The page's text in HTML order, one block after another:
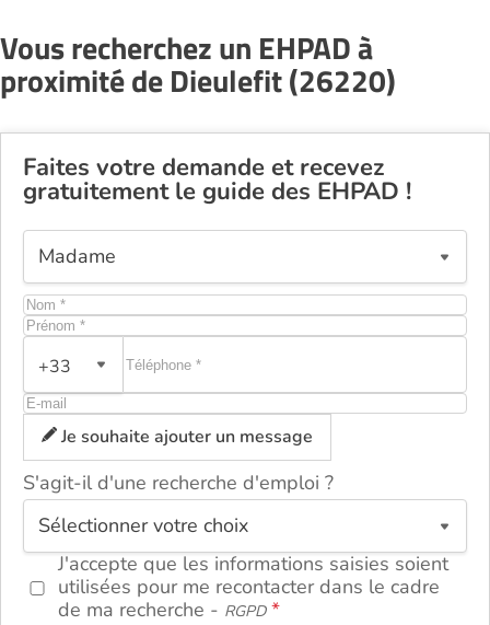
Vous recherchez un EHPAD à
proximité de Dieulefit (26220)
Faites votre demande et recevez
gratuitement le guide des EHPAD !
+33
Je souhaite ajouter un message
S'agit-il d'une recherche d'emploi ?
J'accepte que les informations saisies soient
utilisées pour me recontacter dans le cadre
de ma recherche - RGPD
ou